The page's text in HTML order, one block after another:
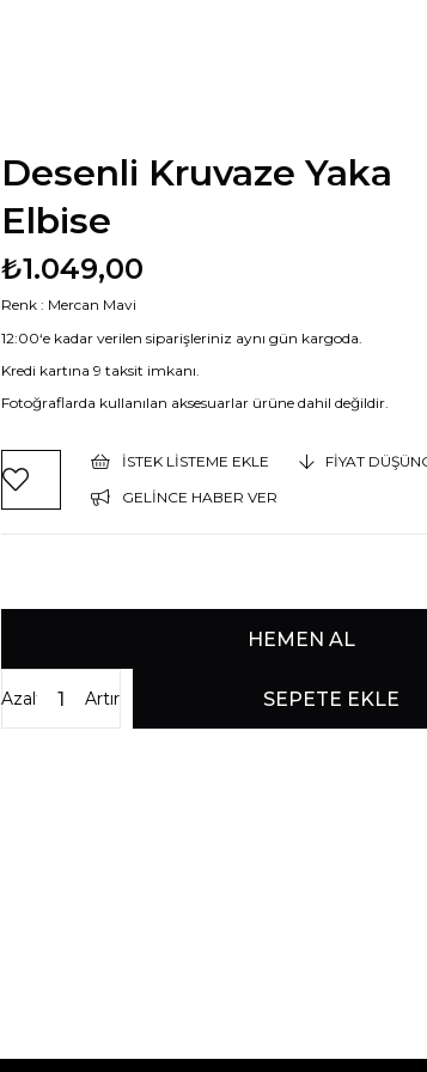
Desenli Kruvaze Yaka
Elbise
₺1.049,00
Renk : Mercan Mavi
12:00‘e kadar verilen siparişleriniz aynı gün kargoda.
Kredi kartına 9 taksit imkanı.
Fotoğraflarda kullanılan aksesuarlar ürüne dahil değildir.
İSTEK LISTEME EKLE
FIYAT
GELINCE HABER VER
Artır
Azalt